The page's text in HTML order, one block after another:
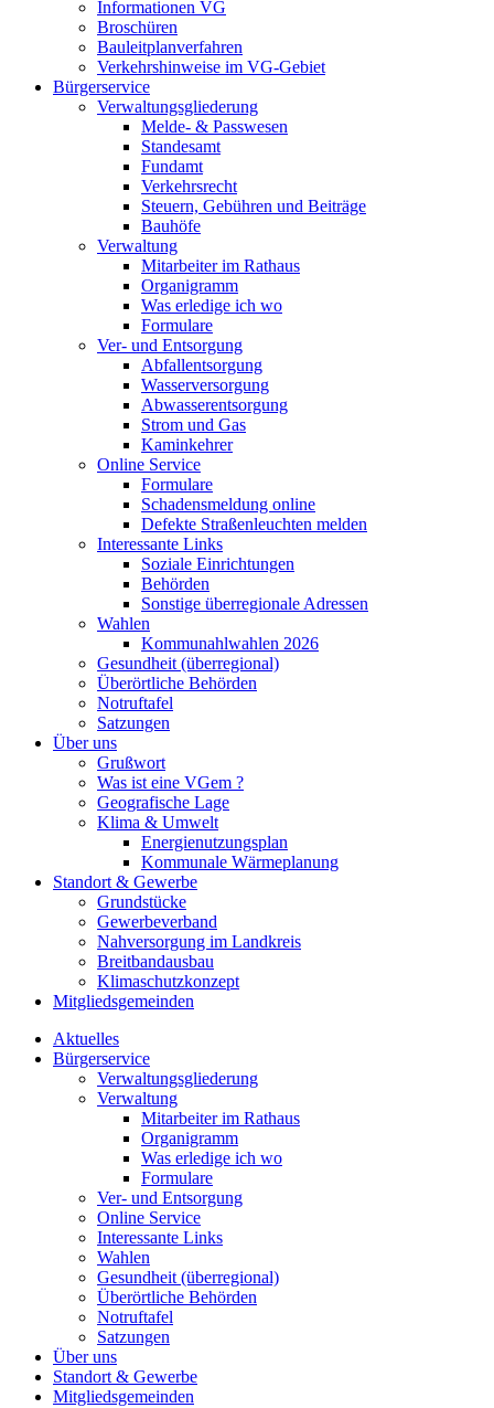
Informationen VG
Broschüren
Bauleitplanverfahren
Verkehrshinweise im VG-Gebiet
Bürgerservice
Verwaltungsgliederung
Melde- & Passwesen
Standesamt
Fundamt
Verkehrsrecht
Steuern, Gebühren und Beiträge
Bauhöfe
Verwaltung
Mitarbeiter im Rathaus
Organigramm
Was erledige ich wo
Formulare
Ver- und Entsorgung
Abfallentsorgung
Wasserversorgung
Abwasserentsorgung
Strom und Gas
Kaminkehrer
Online Service
Formulare
Schadensmeldung online
Defekte Straßenleuchten melden
Interessante Links
Soziale Einrichtungen
Behörden
Sonstige überregionale Adressen
Wahlen
Kommunahlwahlen 2026
Gesundheit (überregional)
Überörtliche Behörden
Notruftafel
Satzungen
Über uns
Grußwort
Was ist eine VGem ?
Geografische Lage
Klima & Umwelt
Energienutzungsplan
Kommunale Wärmeplanung
Standort & Gewerbe
Grundstücke
Gewerbeverband
Nahversorgung im Landkreis
Breitbandausbau
Klimaschutzkonzept
Mitgliedsgemeinden
Aktuelles
Bürgerservice
Verwaltungsgliederung
Verwaltung
Mitarbeiter im Rathaus
Organigramm
Was erledige ich wo
Formulare
Ver- und Entsorgung
Online Service
Interessante Links
Wahlen
Gesundheit (überregional)
Überörtliche Behörden
Notruftafel
Satzungen
Über uns
Standort & Gewerbe
Mitgliedsgemeinden